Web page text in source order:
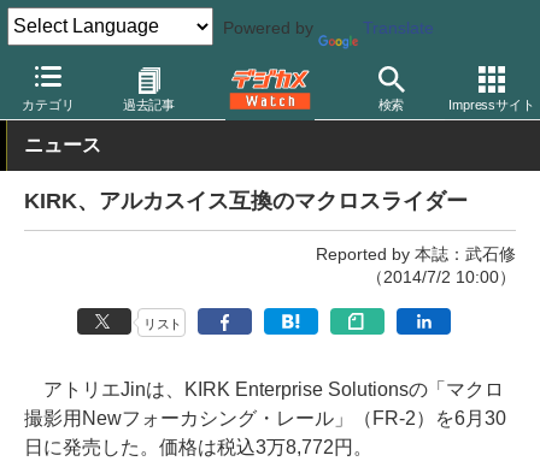
Powered by Translate
カテゴリ 過去記事 検索 Impressサイト
デジカメ Watch 撮影用品 三脚/一脚/雲台 その他
ニュース
KIRK、アルカスイス互換のマクロスライダー
Reported by 本誌：武石修
（2014/7/2 10:00）
リスト
アトリエJinは、KIRK Enterprise Solutionsの「マクロ
撮影用Newフォーカシング・レール」（FR-2）を6月30
日に発売した。価格は税込3万8,772円。